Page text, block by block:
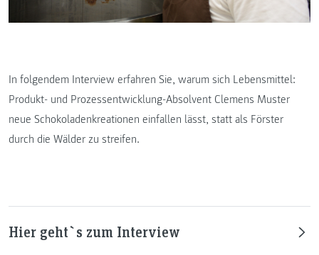
In folgendem Interview erfahren Sie, warum sich Lebensmittel:
Produkt- und Prozessentwicklung-Absolvent Clemens Muster
neue Schokoladenkreationen einfallen lässt, statt als Förster
durch die Wälder zu streifen.
Hier geht`s zum Interview